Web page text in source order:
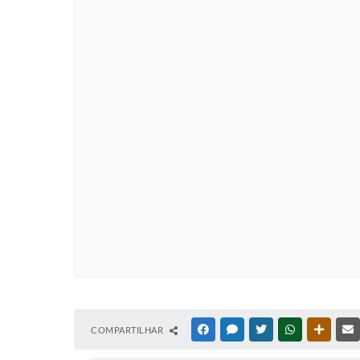
COMPARTILHAR FACEBOOKMESSENGER
TWITTERWHATSAPP